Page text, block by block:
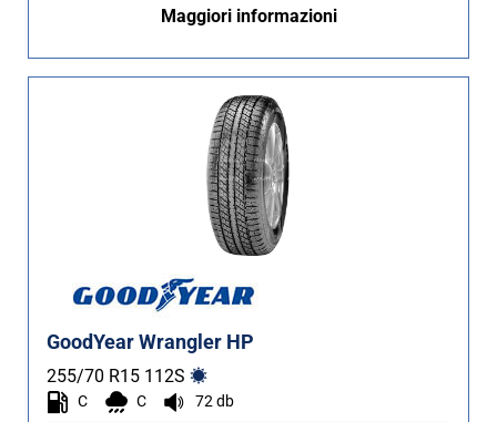
Non Run flat (12)
Maggiori informazioni
GoodYear Wrangler HP
255/70 R15 112S
C C 72 db